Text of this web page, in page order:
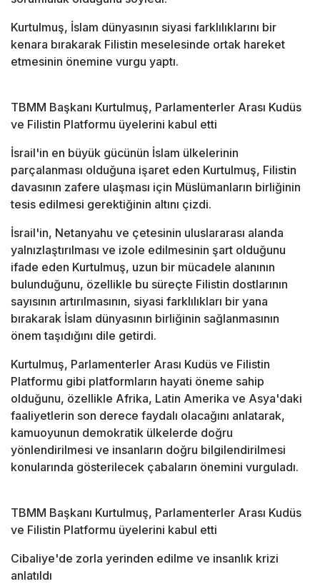
Kurtulmuş, İslam dünyasının siyasi farklılıklarını bir
kenara bırakarak Filistin meselesinde ortak hareket
etmesinin önemine vurgu yaptı.
TBMM Başkanı Kurtulmuş, Parlamenterler Arası Kudüs
ve Filistin Platformu üyelerini kabul etti
İsrail'in en büyük gücünün İslam ülkelerinin
parçalanması olduğuna işaret eden Kurtulmuş, Filistin
davasının zafere ulaşması için Müslümanların birliğinin
tesis edilmesi gerektiğinin altını çizdi.
İsrail'in, Netanyahu ve çetesinin uluslararası alanda
yalnızlaştırılması ve izole edilmesinin şart olduğunu
ifade eden Kurtulmuş, uzun bir mücadele alanının
bulunduğunu, özellikle bu süreçte Filistin dostlarının
sayısının artırılmasının, siyasi farklılıkları bir yana
bırakarak İslam dünyasının birliğinin sağlanmasının
önem taşıdığını dile getirdi.
Kurtulmuş, Parlamenterler Arası Kudüs ve Filistin
Platformu gibi platformların hayati öneme sahip
olduğunu, özellikle Afrika, Latin Amerika ve Asya'daki
faaliyetlerin son derece faydalı olacağını anlatarak,
kamuoyunun demokratik ülkelerde doğru
yönlendirilmesi ve insanların doğru bilgilendirilmesi
konularında gösterilecek çabaların önemini vurguladı.
TBMM Başkanı Kurtulmuş, Parlamenterler Arası Kudüs
ve Filistin Platformu üyelerini kabul etti
Cibaliye'de zorla yerinden edilme ve insanlık krizi
anlatıldı